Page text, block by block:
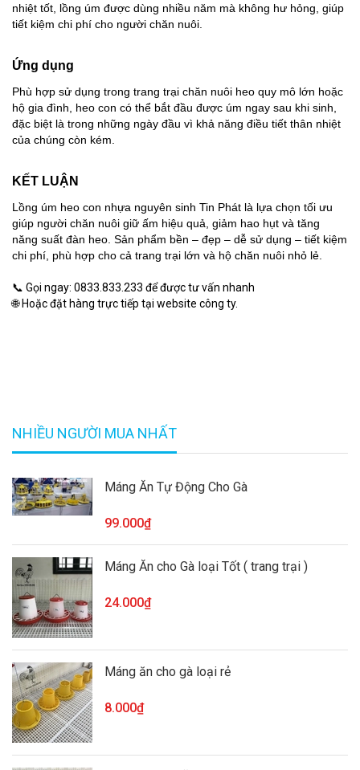
nhiệt tốt, lồng úm được dùng nhiều năm mà không hư hỏng, giúp
tiết kiệm chi phí cho người chăn nuôi.
​​​Ứng dụng
Phù hợp sử dụng trong trang trại chăn nuôi heo quy mô lớn hoặc
hộ gia đình, heo con có thể bắt đầu được úm ngay sau khi sinh,
đặc biệt là trong những ngày đầu vì khả năng điều tiết thân nhiệt
của chúng còn kém.
KẾT LUẬN
Lồng úm heo con nhựa nguyên sinh Tin Phát là lựa chọn tối ưu
giúp người chăn nuôi giữ ấm hiệu quả, giảm hao hụt và tăng
năng suất đàn heo. Sản phẩm bền – đẹp – dễ sử dụng – tiết kiệm
chi phí, phù hợp cho cả trang trại lớn và hộ chăn nuôi nhỏ lẻ.
📞 Gọi ngay: 0833.833.233 để được tư vấn nhanh
🌐 Hoặc đặt hàng trực tiếp tại website công ty.
NHIỀU NGƯỜI MUA NHẤT
Máng Ăn Tự Động Cho Gà
99.000₫
Máng Ăn cho Gà loại Tốt ( trang trại )
24.000₫
Máng ăn cho gà loại rẻ
8.000₫